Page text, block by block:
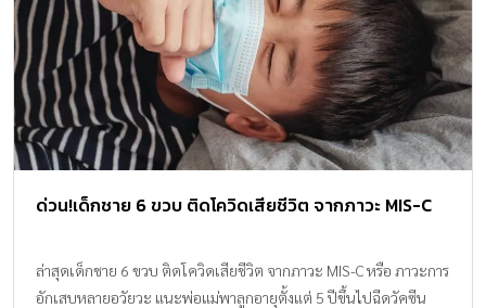
ด่วน!เด็กชาย 6 ขวบ ติดโควิดเสียชีวิต จากภาวะ MIS-C
ล่าสุดเด็กชาย 6 ขวบ ติดโควิดเสียชีวิต จากภาวะ MIS-C หรือ ภาวะการ
อักเสบหลายอวัยวะ แนะพ่อแม่พาลูกอายุตั้งแต่ 5 ปีขึ้นไปฉีดวัคซีน